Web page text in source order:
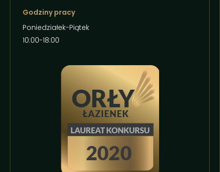
Godziny pracy
Poniedziałek-Piątek
10:00-18:00